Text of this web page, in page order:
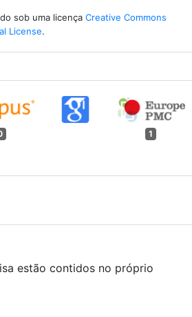
sob uma licença Creative Commons
License.
1
estão contidos no próprio